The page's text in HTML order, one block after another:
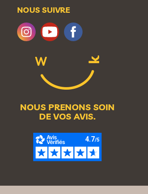
NOUS SUIVRE
NOUS PRENONS SOIN
DE VOS AVIS.